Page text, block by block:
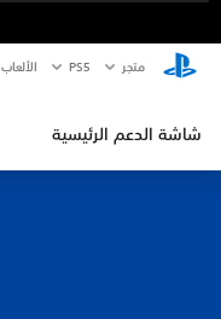
متجر PS5‏ الألعاب
شاشة الدعم الرئيسية